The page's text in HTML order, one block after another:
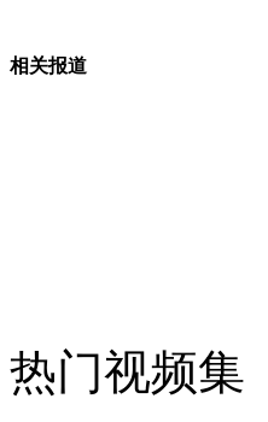
揭秘H7N9禽流感病毒研
相关报道
热门视频集